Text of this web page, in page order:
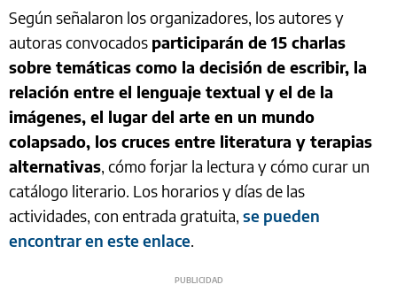
Según señalaron los organizadores, los autores y
autoras convocados participarán de 15 charlas
sobre temáticas como la decisión de escribir, la
relación entre el lenguaje textual y el de la
imágenes, el lugar del arte en un mundo
colapsado, los cruces entre literatura y terapias
alternativas, cómo forjar la lectura y cómo curar un
catálogo literario. Los horarios y días de las
actividades, con entrada gratuita, se pueden
encontrar en este enlace.